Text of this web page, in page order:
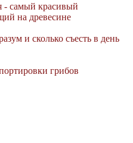
- самый красивый
на древесине
и сколько съесть в день
грибов